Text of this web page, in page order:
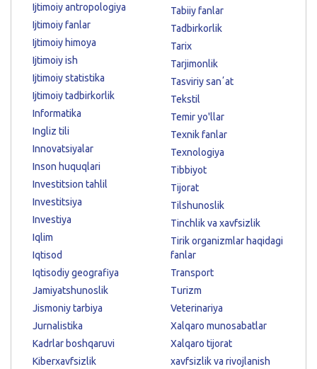
Ijtimoiy antropologiya
Ijtimoiy fanlar
Ijtimoiy himoya
Ijtimoiy ish
Ijtimoiy statistika
Ijtimoiy tadbirkorlik
Informatika
Ingliz tili
Innovatsiyalar
Inson huquqlari
Investitsion tahlil
Investitsiya
Investiya
Iqlim
Iqtisod
Iqtisodiy geografiya
Jamiyatshunoslik
Jismoniy tarbiya
Jurnalistika
Kadrlar boshqaruvi
Kiberxavfsizlik
Tabiiy fanlar
Tadbirkorlik
Tarix
Tarjimonlik
Tasviriy sanʼat
Tekstil
Temir yo'llar
Texnik fanlar
Texnologiya
Tibbiyot
Tijorat
Tilshunoslik
Tinchlik va xavfsizlik
Tirik organizmlar haqidagi
fanlar
Transport
Turizm
Veterinariya
Xalqaro munosabatlar
Xalqaro tijorat
xavfsizlik va rivojlanish